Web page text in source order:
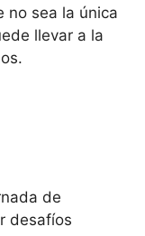
no sea la única
llevar a la
de
desafíos